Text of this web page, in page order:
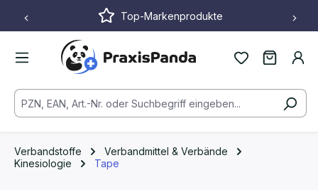
Zum Hauptinhalt springenTop-Markenprodukte
Verbandstoffe
Verbandmittel & Verbände
Kinesiologie
Tape